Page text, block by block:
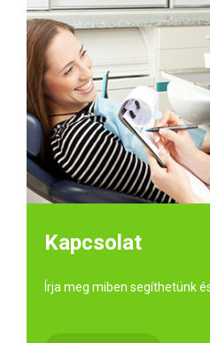
Kapcsolat
Írja meg miben segíthetünk